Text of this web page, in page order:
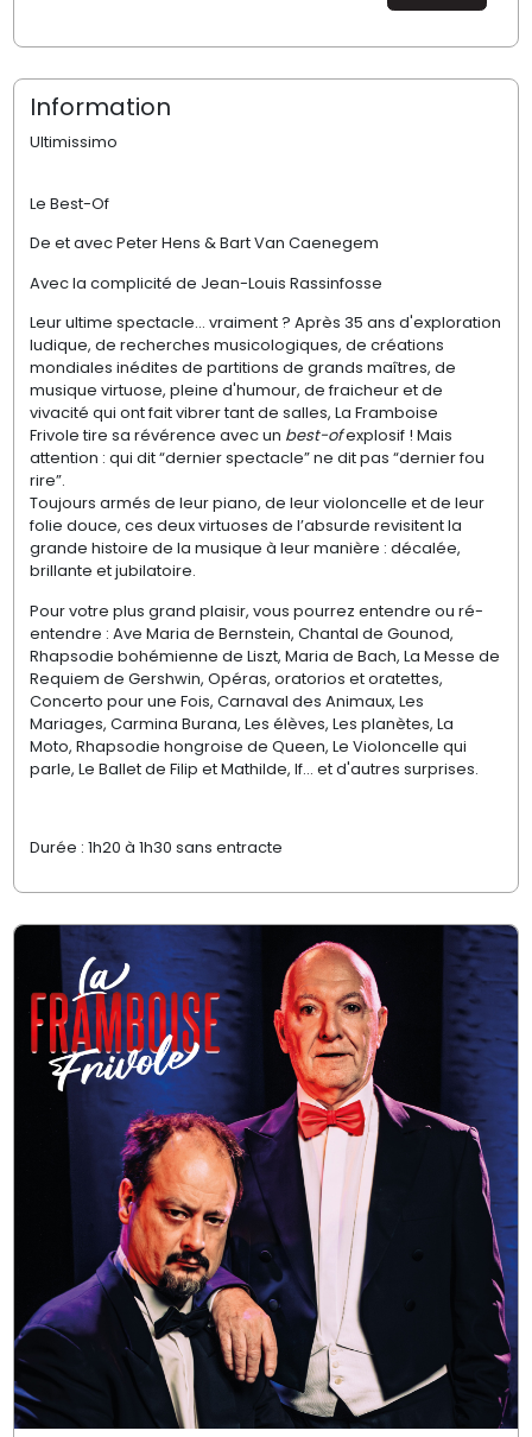
Information
Ultimissimo
Le Best-Of
De et avec Peter Hens & Bart Van Caenegem
Avec la complicité de Jean-Louis Rassinfosse
Leur ultime spectacle… vraiment ? Après 35 ans d'exploration
ludique, de recherches musicologiques, de créations
mondiales inédites de partitions de grands maîtres, de
musique virtuose, pleine d'humour, de fraicheur et de
vivacité qui ont fait vibrer tant de salles, La Framboise
Frivole tire sa révérence avec un best-ofexplosif ! Mais
attention : qui dit “dernier spectacle” ne dit pas “dernier fou
rire”.
Toujours armés de leur piano, de leur violoncelle et de leur
folie douce, ces deux virtuoses de l’absurde revisitent la
grande histoire de la musique à leur manière : décalée,
brillante et jubilatoire.
Pour votre plus grand plaisir, vous pourrez entendre ou ré-
entendre : Ave Maria de Bernstein, Chantal de Gounod,
Rhapsodie bohémienne de Liszt, Maria de Bach, La Messe de
Requiem de Gershwin, Opéras, oratorios et oratettes,
Concerto pour une Fois, Carnaval des Animaux, Les
Mariages, Carmina Burana, Les élèves, Les planètes, La
Moto, Rhapsodie hongroise de Queen, Le Violoncelle qui
parle, Le Ballet de Filip et Mathilde, If... et d'autres surprises.
Durée : 1h20 à 1h30 sans entracte